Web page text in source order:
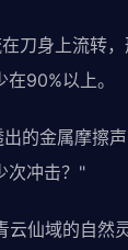
刀身上流转
90%以上。
的金属摩擦
次冲击？"
仙域的自然